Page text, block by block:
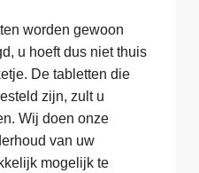
worden gewoon
u hoeft dus niet thuis
De tabletten die
zijn, zult u
Wij doen onze
van uw
mogelijk te